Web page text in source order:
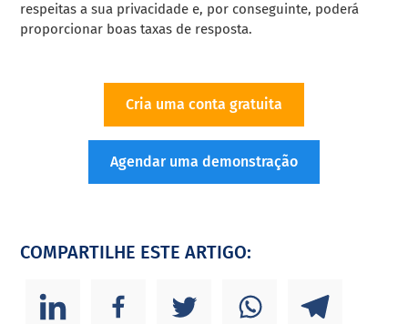
respeitas a sua privacidade e, por conseguinte, poderá
proporcionar boas taxas de resposta.
Cria uma conta gratuita
Agendar uma demonstração
COMPARTILHE ESTE ARTIGO: